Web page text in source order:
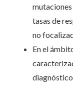
tasas de
no
En el